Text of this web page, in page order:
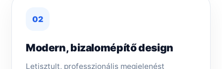
02
Modern, bizalomépítő design
Letisztult, professzionális megjelenést